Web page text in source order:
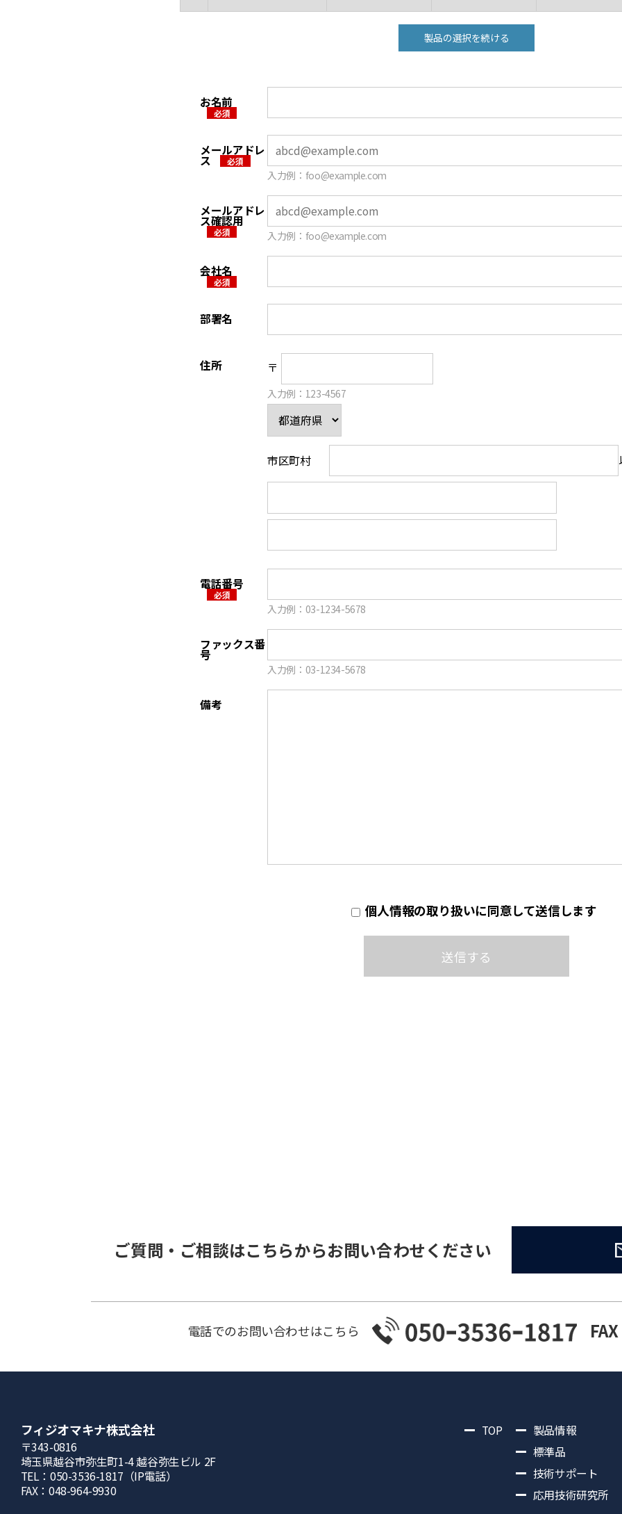
製品の選択を続ける
お名前
メールアドレ
ス
⼊⼒例：foo@example.com
メールアドレ
ス確認用
⼊⼒例：foo@example.com
会社名
部署名
住所 〒
⼊⼒例：123-4567
市区町村
電話番号
⼊⼒例：03-1234-5678
ファックス番
号
⼊⼒例：03-1234-5678
備考
個人情報の取り扱いに同意して送信します
ご質問・ご相談はこちらからお問い合わせください
電話でのお問い合わせはこちら
フィジオマキナ株式会社
〒343-0816
埼⽟県越⾕市弥⽣町1-4 越⾕弥⽣ビル 2F
TEL：050-3536-1817（IP電話）
FAX：048-964-9930
TOP
製品情報
標準品
技術サポート
応用技術研究所